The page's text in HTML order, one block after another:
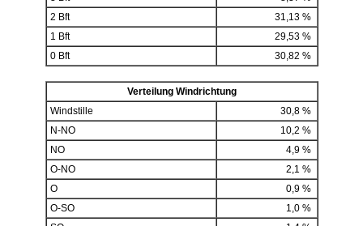
2 Bft
31,13 %
1 Bft
29,53 %
0 Bft
30,82 %
Verteilung Windrichtung
Windstille
30,8 %
N-NO
10,2 %
NO
4,9 %
O-NO
2,1 %
O
0,9 %
O-SO
1,0 %